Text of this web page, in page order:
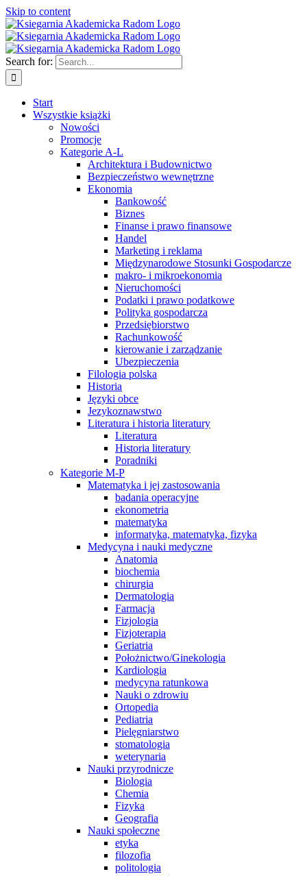
Skip to content
Search for:
Start
Wszystkie książki
Nowości
Promocje
Kategorie A-L
Architektura i Budownictwo
Bezpieczeństwo wewnętrzne
Ekonomia
Bankowość
Biznes
Finanse i prawo finansowe
Handel
Marketing i reklama
Międzynarodowe Stosunki Gospodarcze
makro- i mikroekonomia
Nieruchomości
Podatki i prawo podatkowe
Polityka gospodarcza
Przedsiębiorstwo
Rachunkowość
kierowanie i zarządzanie
Ubezpieczenia
Filologia polska
Historia
Języki obce
Jezykoznawstwo
Literatura i historia literatury
Literatura
Historia literatury
Poradniki
Kategorie M-P
Matematyka i jej zastosowania
badania operacyjne
ekonometria
matematyka
informatyka, matematyka, fizyka
Medycyna i nauki medyczne
Anatomia
biochemia
chirurgia
Dermatologia
Farmacja
Fizjologia
Fizjoterapia
Geriatria
Położnictwo/Ginekologia
Kardiologia
medycyna ratunkowa
Nauki o zdrowiu
Ortopedia
Pediatria
Pielęgniarstwo
stomatologia
weterynaria
Nauki przyrodnicze
Biologia
Chemia
Fizyka
Geografia
Nauki społeczne
etyka
filozofia
politologia